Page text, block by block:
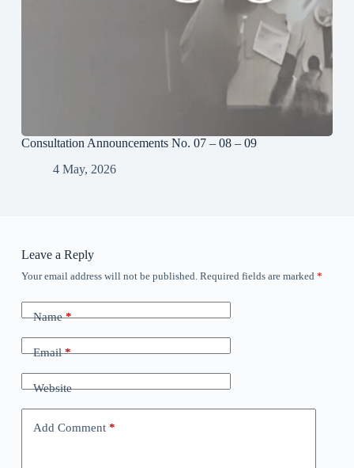
Consultation Announcements No. 07 – 08 – 09
4 May, 2026
Leave a Reply
Your email address will not be published. Required fields are marked *
Name*
Email*
Website
Add Comment*